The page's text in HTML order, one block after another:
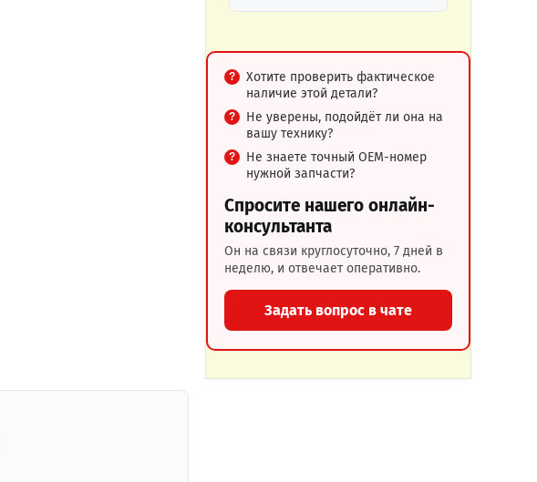
Хотите проверить фактическое
наличие этой детали?
Не уверены, подойдёт ли она на
вашу технику?
Не знаете точный OEM-номер
нужной запчасти?
Спросите нашего онлайн-
консультанта
Он на связи круглосуточно, 7 дней в
неделю, и отвечает оперативно.
Задать вопрос в чате